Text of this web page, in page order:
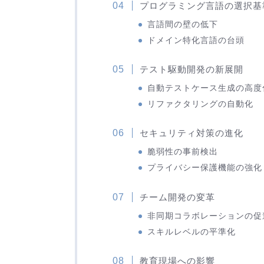
プログラミング言語の選択基
言語間の壁の低下
ドメイン特化言語の台頭
テスト駆動開発の新展開
自動テストケース生成の高度
リファクタリングの自動化
セキュリティ対策の進化
脆弱性の事前検出
プライバシー保護機能の強化
チーム開発の変革
非同期コラボレーションの促
スキルレベルの平準化
教育現場への影響